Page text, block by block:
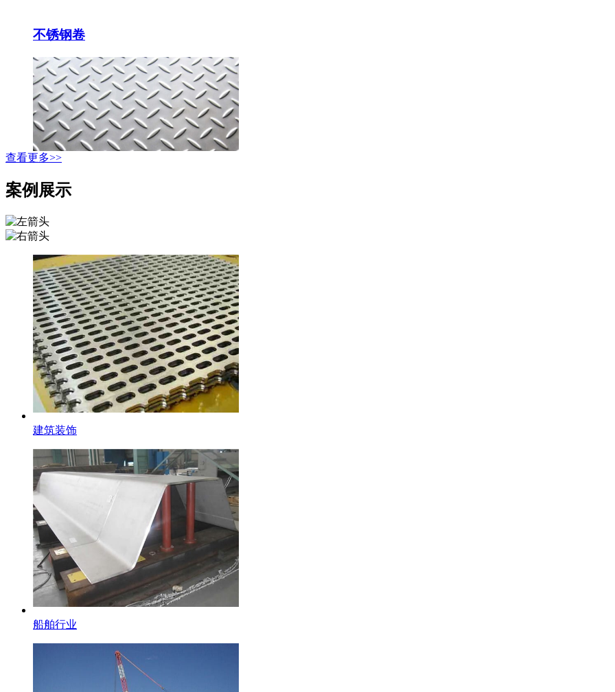
不锈钢卷
不锈钢花纹板
不锈钢花纹板
查看更多>>
案例展示
建筑装饰
船舶行业